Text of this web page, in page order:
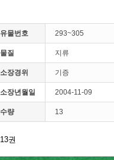
유물번호 293~305
물질 지류
소장경위 기증
소장년월일 2004-11-09
수량 13
권